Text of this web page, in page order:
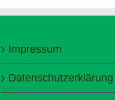
Impressum
Datenschutzerklärung